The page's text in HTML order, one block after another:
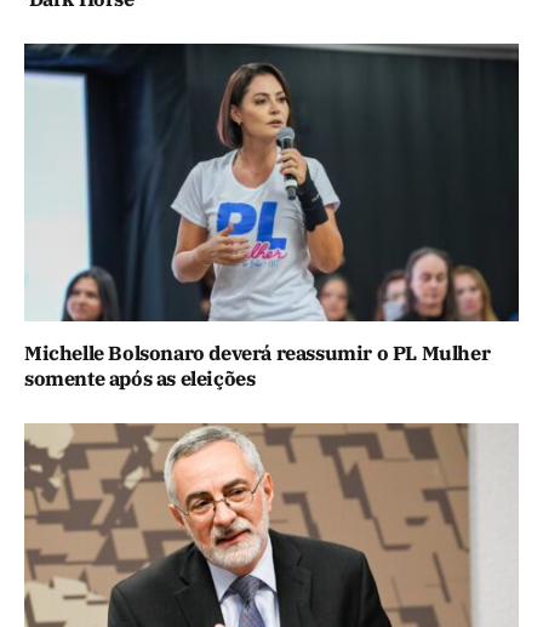
Michelle Bolsonaro deverá reassumir o PL Mulher
somente após as eleições